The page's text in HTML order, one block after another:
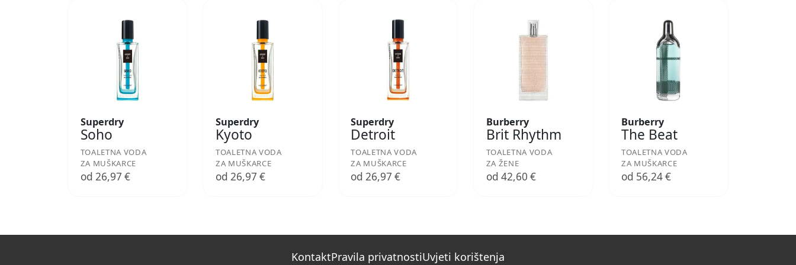
Superdry
Soho
TOALETNA VODA
ZA MUŠKARCE
od 26,97 €
Superdry
Kyoto
TOALETNA VODA
ZA MUŠKARCE
od 26,97 €
Superdry
Detroit
TOALETNA VODA
ZA MUŠKARCE
od 26,97 €
Burberry
Brit Rhythm
TOALETNA VODA
ZA ŽENE
od 42,60 €
Burberry
The Beat
TOALETNA VODA
ZA MUŠKARCE
od 56,24 €
KontaktPravila privatnostiUvjeti korištenja